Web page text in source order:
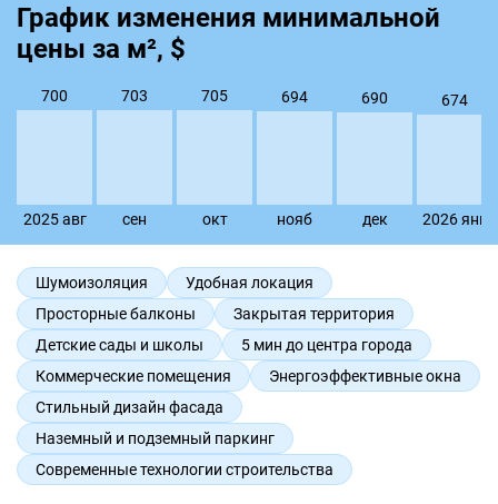
График изменения минимальной
цены за м², $
700
2025 авг
703
сен
705
окт
694
нояб
690
дек
674
2026 янв
Шумоизоляция
Удобная локация
Просторные балконы
Закрытая территория
Детские сады и школы
5 мин до центра города
Коммерческие помещения
Энергоэффективные окна
Стильный дизайн фасада
Наземный и подземный паркинг
Современные технологии строительства